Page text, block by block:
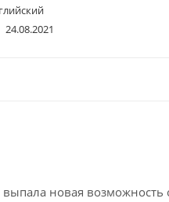
24.08.2021
новая возможность